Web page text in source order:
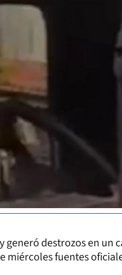
generó destrozos en un
miércoles fuentes